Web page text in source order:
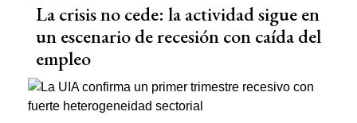
La crisis no cede: la actividad sigue en
un escenario de recesión con caída del
empleo